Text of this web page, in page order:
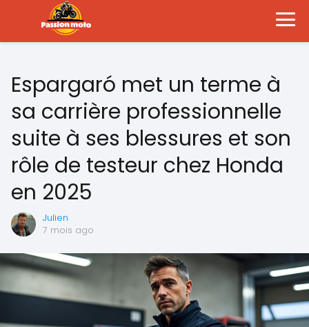
Espargaró met un terme à
sa carrière professionnelle
suite à ses blessures et son
rôle de testeur chez Honda
en 2025
Julien
7 mois ago